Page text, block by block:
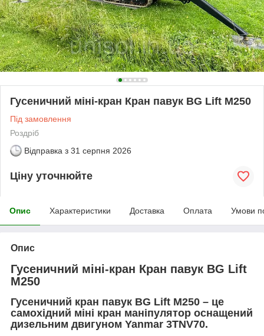
Гусеничний міні-кран Кран павук BG Lift M250
Під замовлення
Роздріб
Відправка з 31 серпня 2026
Ціну уточнюйте
Опис Характеристики Доставка Оплата Умови
Опис
Гусеничний міні-кран Кран павук BG Lift
M250
Гусеничний кран павук BG Lift M250 – це
самохідний міні кран маніпулятор оснащений
дизельним двигуном Yanmar 3TNV70.